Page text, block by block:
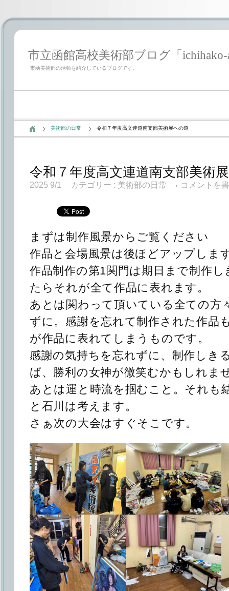
市立函館高校美術部ブログ「ichihako-
市函美術部の活動を紹介しているブログです。
美術部の日常 令和７年度高文連道南支部美術展への道
令和７年度高文連道南支部美術
2025 9/1 カテゴリー : 美術部の日常 コメントを
まずは制作風景からご覧ください
作品と会場風景は後ほどアップしま
作品制作の第1関門は期日まで制作
たらそれが全て作品に表れます。
あとは関わって頂いている全ての方
ずに。感謝を忘れて制作された作品
が作品に表れてしまうものです。
感謝の気持ちを忘れずに、制作しき
ば、勝利の女神が微笑むかもしれま
あとは運と時流を掴むこと。それも
と石川は考えます。
さぁ次の大会はすぐそこです。